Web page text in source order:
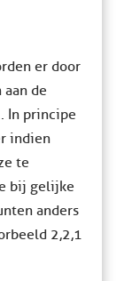
er door
de
In principe
indien
te
bij gelijke
anders
2,2,1